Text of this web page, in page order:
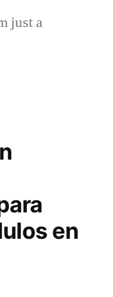
just a
en